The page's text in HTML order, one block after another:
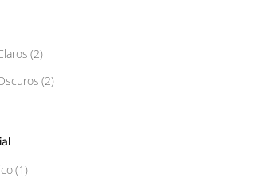
(2)
(2)
(1)